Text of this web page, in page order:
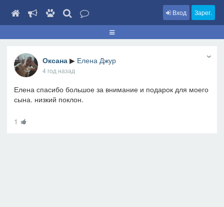
Вход Зарег.
Оксана ▶ Елена Джур
4 год назад
Елена спасибо большое за внимание и подарок для моего
сына. низкий поклон.
1